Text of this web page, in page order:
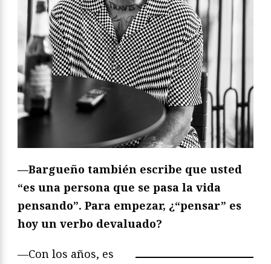
—Bargueño también escribe que usted
“es una persona que se pasa la vida
pensando”. Para empezar, ¿“pensar” es
hoy un verbo devaluado?
—Con los años, es